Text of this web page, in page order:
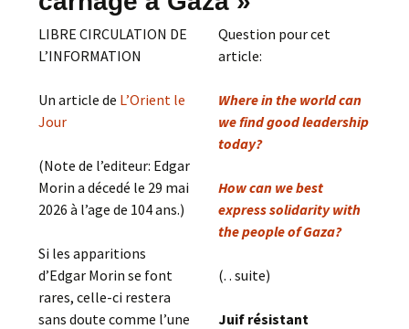
LIBRE CIRCULATION DE
L’INFORMATION
Un article de L’Orient le
Jour
(Note de l’editeur: Edgar
Morin a décedé le 29 mai
2026 à l’age de 104 ans.)
Si les apparitions
d’Edgar Morin se font
rares, celle-ci restera
sans doute comme l’une
Question pour cet
article:
Where in the world can
we find good leadership
today?
How can we best
express solidarity with
the people of Gaza?
(. . suite)
Juif résistant